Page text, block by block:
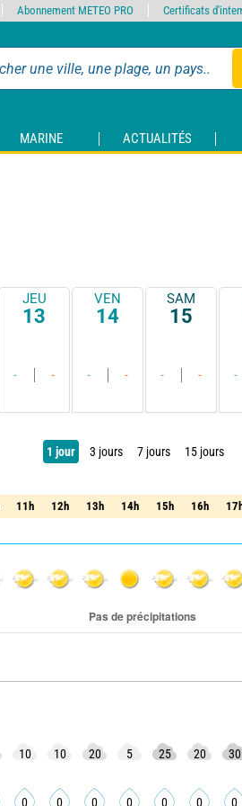
MARINE ACTUALITÉS
JEU
13
- -
VEN
14
- -
SAM
15
- - -
1 jour 3 jours 7 jours 15 jours
11h 12h 13h 14h 15h 16h
11h 12h 13h 14h 15h 16h 17h
10 10 20 5 25 20 30
0 0 0 0 0 0 0
Abonnement METEO PRO Certificats